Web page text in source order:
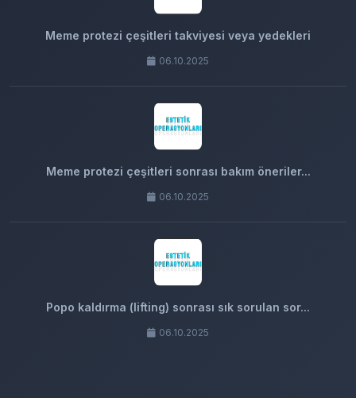
Meme protezi çeşitleri takviyesi veya yedekleri
06.10.2025
Meme protezi çeşitleri sonrası bakım öneriler...
06.10.2025
Popo kaldırma (lifting) sonrası sık sorulan sor...
06.10.2025